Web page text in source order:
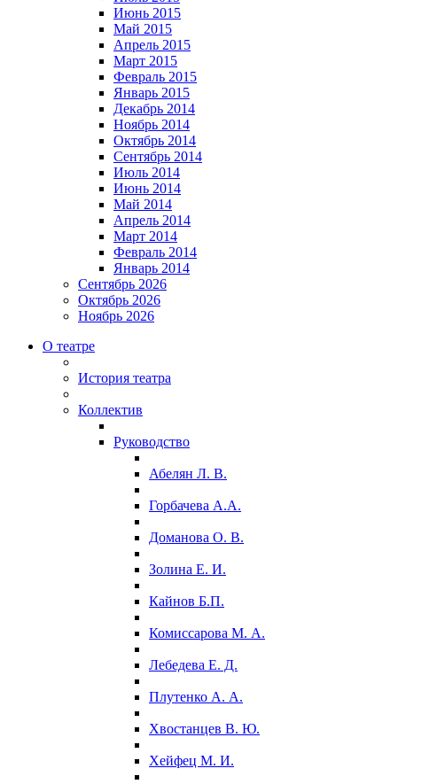
Июнь 2015
Май 2015
Апрель 2015
Март 2015
Февраль 2015
Январь 2015
Декабрь 2014
Ноябрь 2014
Октябрь 2014
Сентябрь 2014
Июль 2014
Июнь 2014
Май 2014
Апрель 2014
Март 2014
Февраль 2014
Январь 2014
Сентябрь 2026
Октябрь 2026
Ноябрь 2026
О театре
История театра
Коллектив
Руководство
Абелян Л. В.
Горбачева А.А.
Доманова О. В.
Золина Е. И.
Кайнов Б.П.
Комиссарова М. А.
Лебедева Е. Д.
Плутенко А. А.
Хвостанцев В. Ю.
Хейфец М. И.